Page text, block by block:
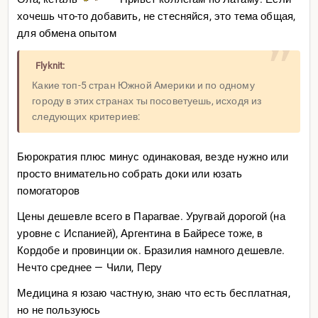
Этот закон уже приняли, он вступает в силу с 1 июня
Показать спойлер
Многие едут в Латам в Бразилию Аргентину и т.д. чтобы
родить ребенка — он почти сразу получит местное
гражданство
В целом трек на гражданство составляет 3-4 года, если
все сделать грамотно и не тупить. Рекордный трек это 2
года и пару месяцев. Тупняк не то чтобы осложнит
жизнь, просто тут все неспешные и ты можешь ждать
намного дольше, чем если бы сразу подал все бумажки
Либо юристы либо сам все подготовь, ничего
сложного... чаты, FAQ, куча людей которые вместе с
тобой этот трек проходят
Язык, важно сразу идти учиться... обширное русско/
украинское коммьюнити. Русское лучше, украинское
хочешь что-то добавить, не стесняйся, это тема общая,
для обмена опытом
Flyknit:
Какие топ-5 стран Южной Америки и по одному
городу в этих странах ты посоветуешь, исходя из
следующих критериев:
Бюрократия плюс минус одинаковая, везде нужно или
просто внимательно собрать доки или юзать
помогаторов
Цены дешевле всего в Парагвае. Уругвай дорогой (на
уровне с Испанией), Аргентина в Байресе тоже, в
Кордобе и провинции ок. Бразилия намного дешевле.
Нечто среднее — Чили, Перу
Медицина я юзаю частную, знаю что есть бесплатная,
но не пользуюсь